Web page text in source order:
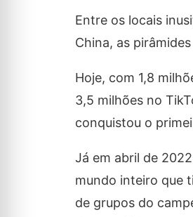
Entre os locais
China, as
Hoje, com 1,8
3,5 milhões no
conquistou o
Já em abril de
mundo inteiro que
de grupos do